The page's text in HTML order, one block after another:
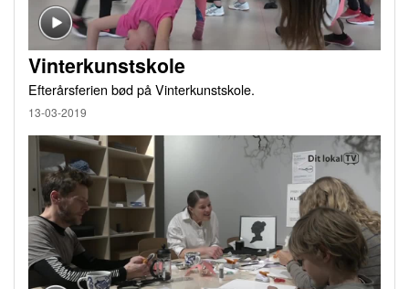
Vinterkunstskole
Efterårsferien bød på Vinterkunstskole.
13-03-2019